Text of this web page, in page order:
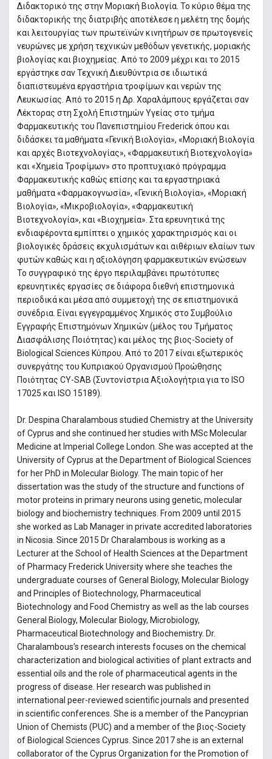
Διδακτορικό της στην Μοριακή Βιολογία. Το κύριο θέμα της
διδακτορικής της διατριβής αποτέλεσε η μελέτη της δομής
και λειτουργίας των πρωτεϊνών κινητήρων σε πρωτογενείς
νευρώνες με χρήση τεχνικών μεθόδων γενετικής, μοριακής
βιολογίας και βιοχημείας. Από το 2009 μέχρι και το 2015
εργάστηκε σαν Τεχνική Διευθύντρια σε ιδιωτικά
διαπιστευμένα εργαστήρια τροφίμων και νερών της
Λευκωσίας. Από το 2015 η Δρ. Χαραλάμπους εργάζεται σαν
Λέκτορας στη Σχολή Επιστημών Υγείας στο τμήμα
Φαρμακευτικής του Πανεπιστημίου Frederick όπου και
διδάσκει τα μαθήματα «Γενική Βιολογία», «Μοριακή Βιολογία
και αρχές Βιοτεχνολογίας», «Φαρμακευτική Βιοτεχνολογία»
και «Χημεία Τροφίμων» στο προπτυχιακό πρόγραμμα
Φαρμακευτικής καθώς επίσης και τα εργαστηριακά
μαθήματα «Φαρμακογνωσία», «Γενική Βιολογία», «Μοριακή
Βιολογία», «Μικροβιολογία», «Φαρμακευτική
Βιοτεχνολογία», και «Βιοχημεία». Στα ερευνητικά της
ενδιαφέροντα εμπίπτει ο χημικός χαρακτηρισμός και οι
βιολογικές δράσεις εκχυλισμάτων και αιθέριων ελαίων των
φυτών καθώς και η αξιολόγηση φαρμακευτικών ενώσεων
Το συγγραφικό της έργο περιλαμβάνει πρωτότυπες
ερευνητικές εργασίες σε διάφορα διεθνή επιστημονικά
περιοδικά και μέσα από συμμετοχή της σε επιστημονικά
συνέδρια. Είναι εγγεγραμμένος Χημικός στο Συμβούλιο
Εγγραφής Επιστημόνων Χημικών (μέλος του Τμήματος
Διασφάλισης Ποιότητας) και μέλος της βιος-Society of
Biological Sciences Κύπρου. Από το 2017 είναι εξωτερικός
συνεργάτης του Κυπριακού Οργανισμού Προώθησης
Ποιότητας CY-SAB (Συντονίστρια Αξιολογήτρια για το ISO
17025 και ISO 15189).
Dr. Despina Charalambous studied Chemistry at the University
of Cyprus and she continued her studies with MSc Molecular
Medicine at Imperial College London. She was accepted at the
University of Cyprus at the Department of Biological Sciences
for her PhD in Molecular Biology. The main topic of her
dissertation was the study of the structure and functions of
motor proteins in primary neurons using genetic, molecular
biology and biochemistry techniques. From 2009 until 2015
she worked as Lab Manager in private accredited laboratories
in Nicosia. Since 2015 Dr Charalambous is working as a
Lecturer at the School of Health Sciences at the Department
of Pharmacy Frederick University where she teaches the
undergraduate courses of General Biology, Molecular Biology
and Principles of Biotechnology, Pharmaceutical
Biotechnology and Food Chemistry as well as the lab courses
General Biology, Molecular Biology, Microbiology,
Pharmaceutical Biotechnology and Biochemistry. Dr.
Charalambous’s research interests focuses on the chemical
characterization and biological activities of plant extracts and
essential oils and the role of pharmaceutical agents in the
progress of disease. Her research was published in
international peer-reviewed scientific journals and presented
in scientific conferences. She is a member of the Pancyprian
Union of Chemists (PUC) and a member of the βιος-Society
of Biological Sciences Cyprus. Since 2017 she is an external
collaborator of the Cyprus Organization for the Promotion of